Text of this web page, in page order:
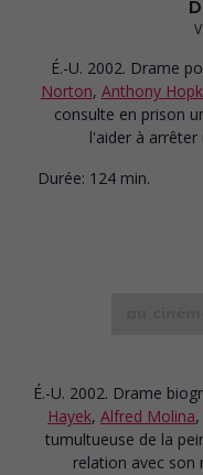
É.-U. 2002. Drame
Norton, Anthony
consulte en prison
l'aider à arrêter
Durée: 124 min.
É.-U. 2002. Drame
Hayek, Alfred Molina,
tumultueuse de la
relation avec son